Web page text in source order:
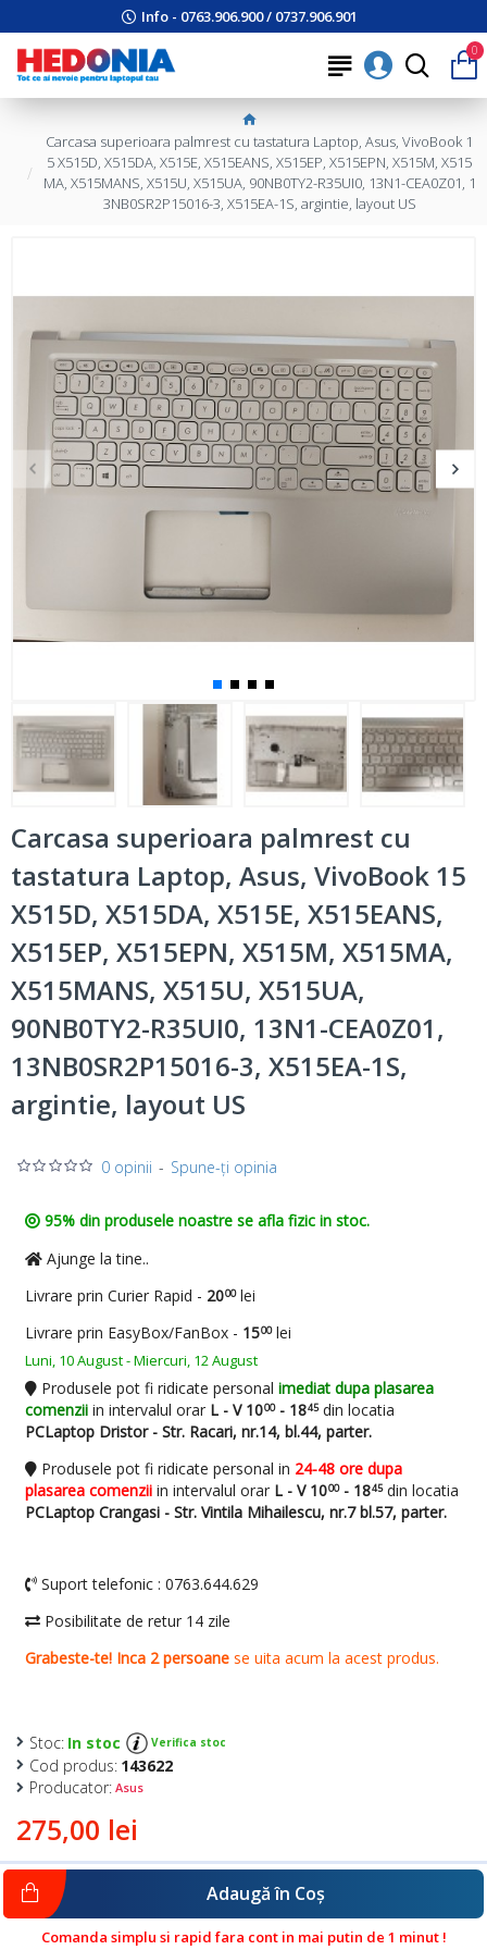
Info - 0763.906.900 / 0737.906.901
0
Carcasa superioara palmrest cu tastatura Laptop, Asus, VivoBook 1
5 X515D, X515DA, X515E, X515EANS, X515EP, X515EPN, X515M, X515
MA, X515MANS, X515U, X515UA, 90NB0TY2-R35UI0, 13N1-CEA0Z01, 1
3NB0SR2P15016-3, X515EA-1S, argintie, layout US
Carcasa superioara palmrest cu
tastatura Laptop, Asus, VivoBook 15
X515D, X515DA, X515E, X515EANS,
X515EP, X515EPN, X515M, X515MA,
X515MANS, X515U, X515UA,
90NB0TY2-R35UI0, 13N1-CEA0Z01,
13NB0SR2P15016-3, X515EA-1S,
argintie, layout US
0 opinii - Spune-ţi opinia
275,00 lei
Stoc: In stoc Verifica stoc
Cod produs: 143622
Producator: Asus
Adaugă în Coş
Comanda simplu si rapid fara cont in mai putin de 1 minut !